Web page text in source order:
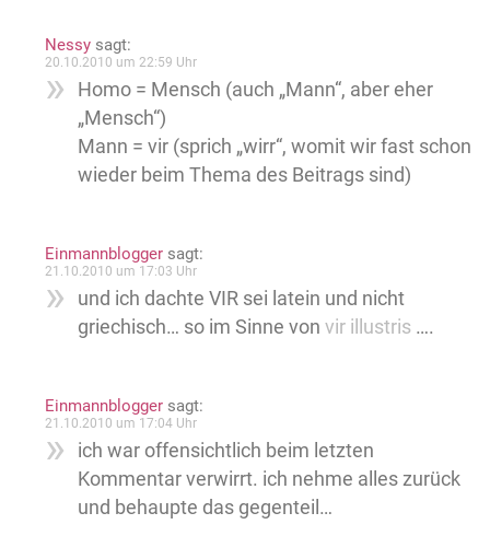
Nessy sagt:
20.10.2010 um 22:59 Uhr
Homo = Mensch (auch „Mann“, aber eher
„Mensch“)
Mann = vir (sprich „wirr“, womit wir fast schon
wieder beim Thema des Beitrags sind)
Einmannblogger sagt:
21.10.2010 um 17:03 Uhr
und ich dachte VIR sei latein und nicht
griechisch… so im Sinne von vir illustris ….
Einmannblogger sagt:
21.10.2010 um 17:04 Uhr
ich war offensichtlich beim letzten
Kommentar verwirrt. ich nehme alles zurück
und behaupte das gegenteil…